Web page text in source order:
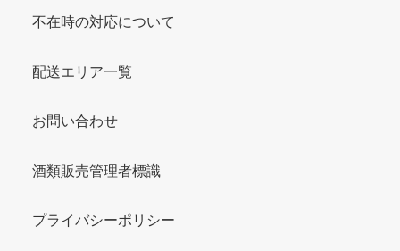
不在時の対応について
配送エリア一覧
お問い合わせ
酒類販売管理者標識
プライバシーポリシー